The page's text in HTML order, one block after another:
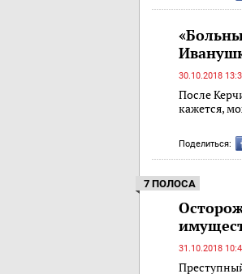
30.10.2018
После
кажется,
Поделиться:
7 ПОЛОСА
31.10.2018